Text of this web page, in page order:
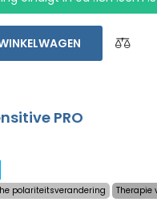
buik, rug, billen,
Niet-goed-geld-terug
wereldwijd!
PRO
polariteitsverandering
Therapie